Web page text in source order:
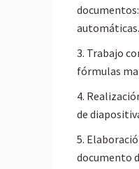
automáticas.
3. Trabajo
fórmulas
4.
de
5.
documento